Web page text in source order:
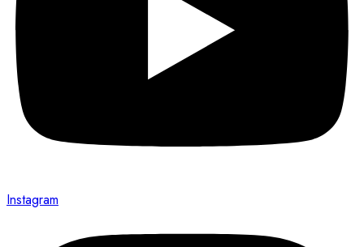
Instagram